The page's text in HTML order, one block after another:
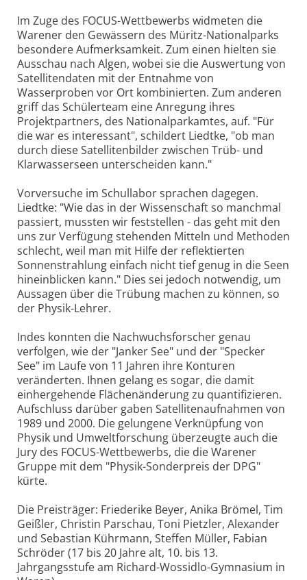
Im Zuge des FOCUS-Wettbewerbs widmeten die
Warener den Gewässern des Müritz-Nationalparks
besondere Aufmerksamkeit. Zum einen hielten sie
Ausschau nach Algen, wobei sie die Auswertung von
Satellitendaten mit der Entnahme von
Wasserproben vor Ort kombinierten. Zum anderen
griff das Schülerteam eine Anregung ihres
Projektpartners, des Nationalparkamtes, auf. "Für
die war es interessant", schildert Liedtke, "ob man
durch diese Satellitenbilder zwischen Trüb- und
Klarwasserseen unterscheiden kann."
Vorversuche im Schullabor sprachen dagegen.
Liedtke: "Wie das in der Wissenschaft so manchmal
passiert, mussten wir feststellen - das geht mit den
uns zur Verfügung stehenden Mitteln und Methoden
schlecht, weil man mit Hilfe der reflektierten
Sonnenstrahlung einfach nicht tief genug in die Seen
hineinblicken kann." Dies sei jedoch notwendig, um
Aussagen über die Trübung machen zu können, so
der Physik-Lehrer.
Indes konnten die Nachwuchsforscher genau
verfolgen, wie der "Janker See" und der "Specker
See" im Laufe von 11 Jahren ihre Konturen
veränderten. Ihnen gelang es sogar, die damit
einhergehende Flächenänderung zu quantifizieren.
Aufschluss darüber gaben Satellitenaufnahmen von
1989 und 2000. Die gelungene Verknüpfung von
Physik und Umweltforschung überzeugte auch die
Jury des FOCUS-Wettbewerbs, die die Warener
Gruppe mit dem "Physik-Sonderpreis der DPG"
kürte.
Die Preisträger: Friederike Beyer, Anika Brömel, Tim
Geißler, Christin Parschau, Toni Pietzler, Alexander
und Sebastian Kührmann, Steffen Müller, Fabian
Schröder (17 bis 20 Jahre alt, 10. bis 13.
Jahrgangsstufe am Richard-Wossidlo-Gymnasium in